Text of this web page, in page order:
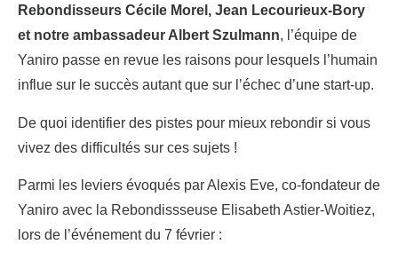
Rebondisseurs Cécile Morel, Jean Lecourieux-Bory
et notre ambassadeur Albert Szulmann, l’équipe de
Yaniro passe en revue les raisons pour lesquels l’humain
influe sur le succès autant que sur l’échec d’une start-up.
De quoi identifier des pistes pour mieux rebondir si vous
vivez des difficultés sur ces sujets !
Parmi les leviers évoqués par Alexis Eve, co-fondateur de
Yaniro avec la Rebondissseuse Elisabeth Astier-Woitiez,
lors de l’événement du 7 février :